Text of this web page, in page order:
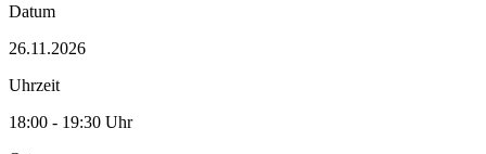
Datum
26.11.2026
Uhrzeit
18:00 - 19:30 Uhr